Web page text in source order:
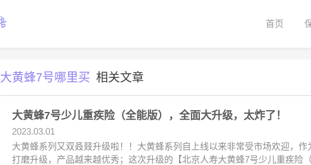
首页
大黄蜂7号哪里买 相关文章
大黄蜂7号少儿重疾险（全能版），全面大升级，太炸了！
2023.03.01
大黄蜂系列又双叒叕升级啦！！大黄蜂系列自上线以来非常受市场欢迎，
打磨升级，产品越来越优秀；这次升级的【北京人寿大黄蜂7号少儿重疾险